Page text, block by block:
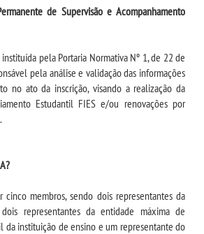
de Supervisão e Acompanhamento
instituída pela Portaria Normativa Nº 1, de 22 de
pela análise e validação das informações
no ato da inscrição, visando a realização da
Estudantil FIES e/ou renovações por
cinco membros, sendo dois representantes da
representantes da entidade máxima de
da instituição de ensino e um representante do